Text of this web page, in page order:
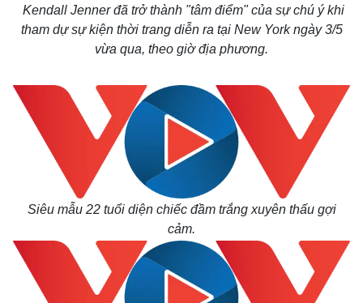
Kendall Jenner đã trở thành "tâm điểm" của sự chú ý khi
tham dự sự kiện thời trang diễn ra tại New York ngày 3/5
vừa qua, theo giờ địa phương.
Siêu mẫu 22 tuổi diện chiếc đầm trắng xuyên thấu gợi
cảm.